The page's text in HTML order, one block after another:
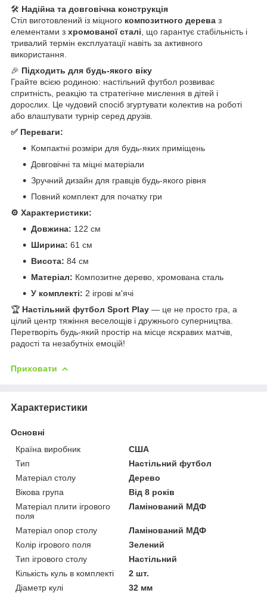
🛠️ Надійна та довговічна конструкція
Стіл виготовлений із міцного композитного дерева з
елементами з хромованої сталі , що гарантує стабільність і
тривалий термін експлуатації навіть за активного
використання.
🎉 Підходить для будь-якого віку
Грайте всією родиною: настільний футбол розвиває
спритність, реакцію та стратегічне мислення в дітей і
дорослих. Це чудовий спосіб згуртувати колектив на роботі
або влаштувати турнір серед друзів.
✅ Переваги:
Компактні розміри для будь-яких приміщень
Довговічні та міцні матеріали
Зручний дизайн для гравців будь-якого рівня
Повний комплект для початку гри
⚙️ Характеристики:
Довжина: 122 см
Ширина: 61 см
Висота: 84 см
Матеріал: Композитне дерево, хромована сталь
У комплекті: 2 ігрові м'ячі
🏆 Настільний футбол Sport Play — це не просто гра, а
цілий центр тяжіння веселощів і дружнього суперництва.
Перетворіть будь-який простір на місце яскравих матчів,
радості та незабутніх емоцій!
Приховати
Характеристики
Основні
Країна виробник
США
Тип
Настільний футбол
Матеріал столу
Дерево
Вікова група
Від 8 років
Матеріал плити ігрового
поля
Ламінований МДФ
Матеріал опор столу
Ламінований МДФ
Колір ігрового поля
Зелений
Тип ігрового столу
Настільний
Кількість куль в комплекті
2 шт.
Діаметр кулі
32 мм